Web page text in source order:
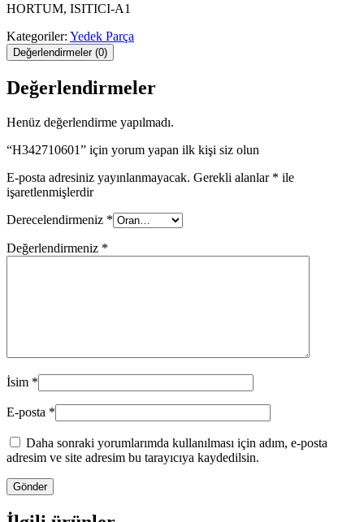
HORTUM, ISITICI-A1
Kategoriler: Yedek Parça
Değerlendirmeler (0)
Değerlendirmeler
Henüz değerlendirme yapılmadı.
“H342710601” için yorum yapan ilk kişi siz olun
E-posta adresiniz yayınlanmayacak. Gerekli alanlar * ile
işaretlenmişlerdir
Derecelendirmeniz *
Değerlendirmeniz *
İsim *
E-posta *
Daha sonraki yorumlarımda kullanılması için adım, e-posta
adresim ve site adresim bu tarayıcıya kaydedilsin.